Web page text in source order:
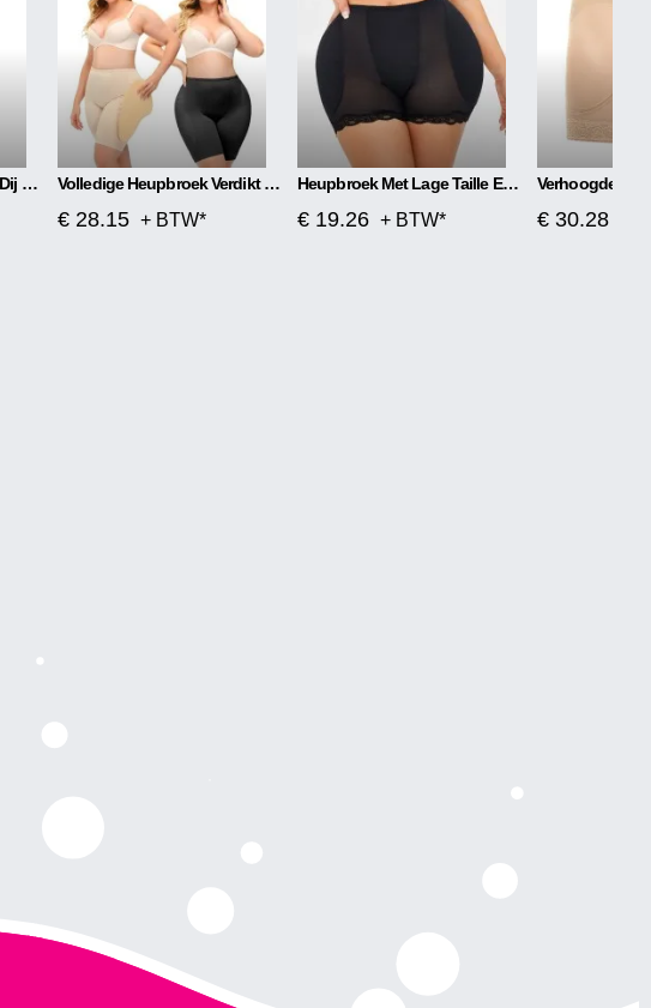
Heupkussens Met Broek Dij Omhoog Herbruikbare Butt Volledige Heupbroek Verdikt Schuimondergoed
€ 28.15 + BTW*
Heupbroek Met Lage Taille En Schuimvulling
€ 19.26 + BTW* € 30.28